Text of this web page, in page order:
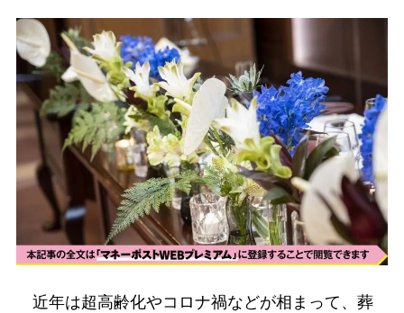
近年は超高齢化やコロナ禍などが相まって、葬